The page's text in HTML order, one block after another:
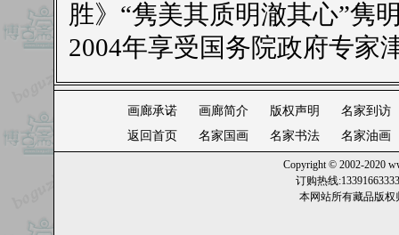
胜》“隽美其质明澈其心”隽
2004年享受国务院政府专家
画廊承诺 画廊简介 版权声明
名家到访
返回首页
名家国画 名家书法 名家油画
Copyright © 2002-2020
订购热线
本网站所有藏品版